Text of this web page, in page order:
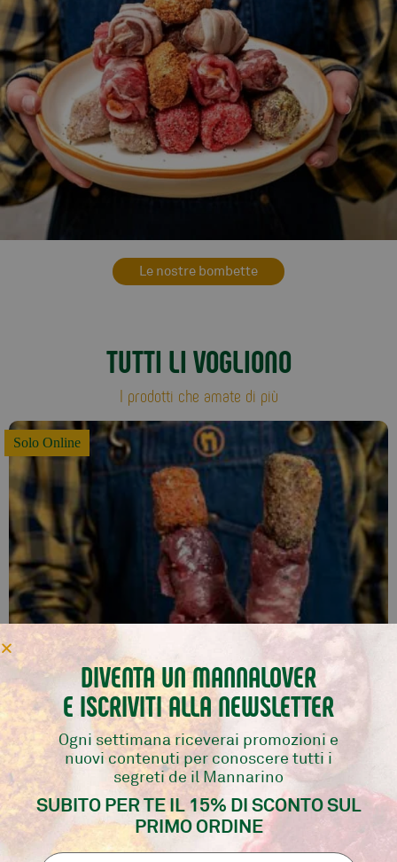
Le nostre bombette
TUTTI LI VOGLIONO
I prodotti che amate di più
BOMBETTE MIX 10 PZ
Selezione del Mannarino
DIVENTA UN MANNALOVER
E ISCRIVITI ALLA NEWSLETTER
Ogni settimana riceverai promozioni e
nuovi contenuti per conoscere tutti i
segreti de il Mannarino
SUBITO PER TE IL 15% DI SCONTO SUL
PRIMO ORDINE